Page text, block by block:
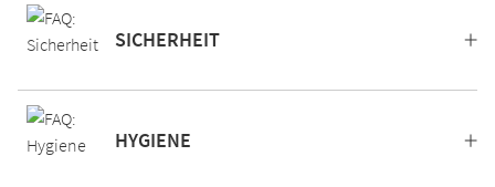
SICHERHEIT
HYGIENE